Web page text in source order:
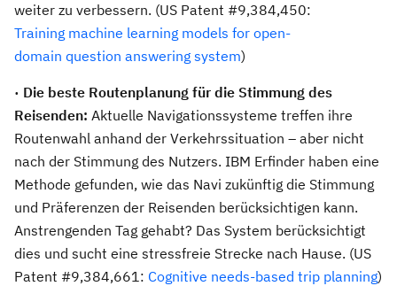
weiter zu verbessern. (US Patent #9,384,450:
Training machine learning models for open-
domain question answering system)
· Die beste Routenplanung für die Stimmung des
Reisenden: Aktuelle Navigationssysteme treffen ihre
Routenwahl anhand der Verkehrssituation – aber nicht
nach der Stimmung des Nutzers. IBM Erfinder haben eine
Methode gefunden, wie das Navi zukünftig die Stimmung
und Präferenzen der Reisenden berücksichtigen kann.
Anstrengenden Tag gehabt? Das System berücksichtigt
dies und sucht eine stressfreie Strecke nach Hause. (US
Patent #9,384,661: Cognitive needs-based trip planning)